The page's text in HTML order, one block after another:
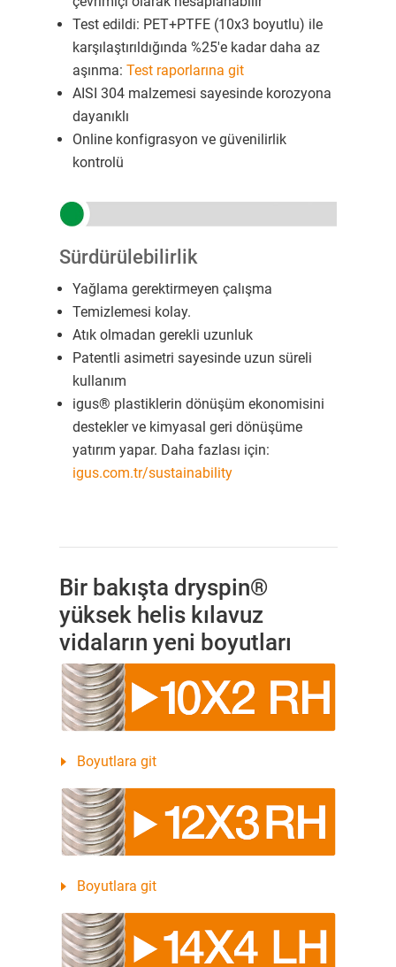
Test edildi: PET+PTFE (10x3 boyutlu) ile
karşılaştırıldığında %25'e kadar daha az
aşınma: Test raporlarına git
AISI 304 malzemesi sayesinde korozyona
dayanıklı
Online konfigrasyon ve güvenilirlik
kontrolü
Sürdürülebilirlik
Yağlama gerektirmeyen çalışma
Temizlemesi kolay.
Atık olmadan gerekli uzunluk
Patentli asimetri sayesinde uzun süreli
kullanım
igus® plastiklerin dönüşüm ekonomisini
destekler ve kimyasal geri dönüşüme
yatırım yapar. Daha fazlası için:
igus.com.tr/sustainability
Bir bakışta dryspin®
yüksek helis kılavuz
vidaların yeni boyutları
Boyutlara git
Boyutlara git